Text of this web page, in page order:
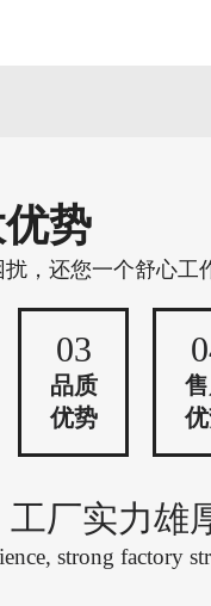
势
，还您一个舒心工
03
品质
优势
工厂实力雄
strong factory